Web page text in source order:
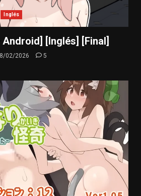
Inglés
[Inglés] [Final]
02/2026 5